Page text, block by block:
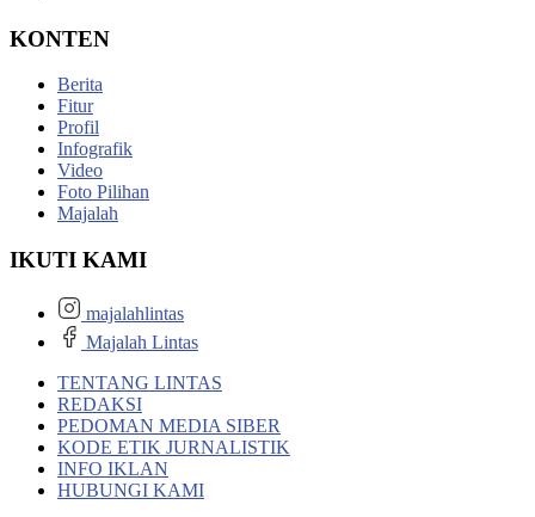
KONTEN
Berita
Fitur
Profil
Infografik
Video
Foto Pilihan
Majalah
IKUTI KAMI
majalahlintas
Majalah Lintas
TENTANG LINTAS
REDAKSI
PEDOMAN MEDIA SIBER
KODE ETIK JURNALISTIK
INFO IKLAN
HUBUNGI KAMI